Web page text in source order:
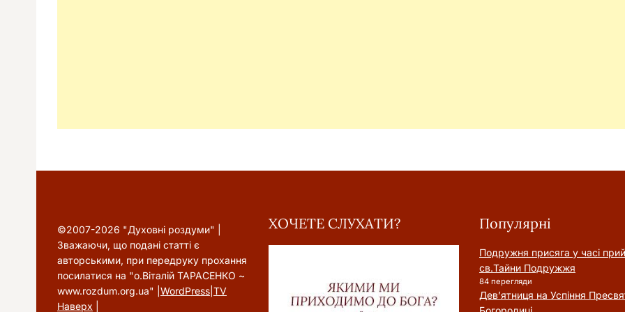
©2007-2026 "Духовні роздуми" |
Зважаючи, що подані статті є
авторськими, при передруку прохання
посилатися на "о.Віталій ТАРАСЕНКО ~
www.rozdum.org.ua" | WordPress TV
Наверх
ХОЧЕТЕ СЛУХАТИ? Популярні
Подружня присягa у часі
cв.Тайни Подружжя
84 перегляди
Дев’ятниця на Успіння